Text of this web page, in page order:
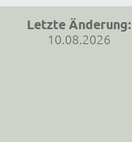
Letzte Änderung:
10.08.2026